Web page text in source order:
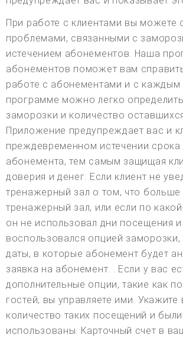
При работе с клиентами вы можете
проблемами, связанными с
истечением абонементов. Наша
абонементов поможет вам
работе с абонементами и с каждым
программе можно легко
заморозки и количество
Приложение предупреждает вас и
преждевременном истечении срока
абонемента, тем самым защищая
доверия и денег. Если клиент не
тренажерный зал о том, что
тренажерный зал, или если по
он не использовал дни посещения
воспользовался опцией заморозки,
даты, в которые абонемент будет
заявка на абонемент. . Если у вас
дополнительные опции, такие как
гостей, вы управляете ими.
количество таких посещений и
использованы. Карточный счет в